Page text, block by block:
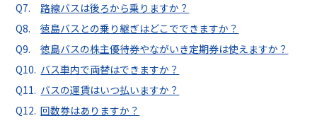
路線バスは後ろから乗りますか？
徳島バスとの乗り継ぎはどこでできますか？
徳島バスの株主優待券やながいき定期券は使えますか？
バス車内で両替はできますか？
バスの運賃はいつ払いますか？
回数券はありますか？